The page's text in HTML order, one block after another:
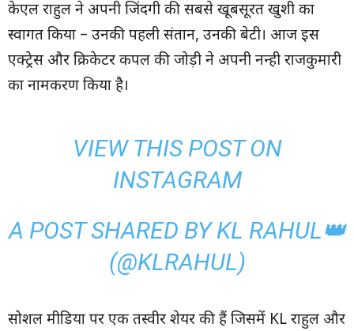
केएल राहुल ने अपनी जिंदगी की सबसे खूबसूरत खुशी का
स्वागत किया – उनकी पहली संतान, उनकी बेटी। आज इस
एक्ट्रेस और क्रिकेटर कपल की जोड़ी ने अपनी नन्ही राजकुमारी
का नामकरण किया है।
VIEW THIS POST ON
INSTAGRAM
A POST SHARED BY KL RAHUL👑
(@KLRAHUL)
सोशल मीडिया पर एक तस्वीर शेयर की हैं जिसमें KL राहुल और